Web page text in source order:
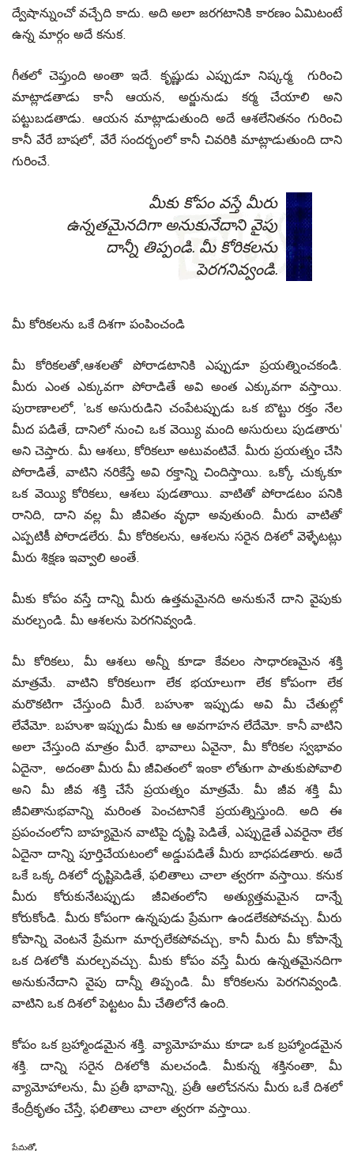
ద్వేషాన్నుంచో వచ్చేది కాదు. అది అలా జరగటానికి కారణం ఏమిటంటే
ఉన్న మార్గం అదే కనుక.
గీతలో చెప్తుంది అంతా ఇదే. కృష్ణుడు ఎప్పుడూ నిష్కర్మ గురించి
మాట్లాడతాడు కానీ ఆయన, అర్జునుడు కర్మ చేయాలి అని
పట్టుబడతాడు. ఆయన మాట్లాడుతుంది అదే ఆశలేనితనం గురించి
కానీ వేరే బాషలో, వేరే సందర్భంలో కానీ చివరికి మాట్లాడుతుంది దాని
గురించే.
మీకు కోపం వస్తే మీరు
ఉన్నతమైనదిగా అనుకునేదాని వైపు
దాన్నీ తిప్పండి. మీ కోరికలను
పెరగనివ్వండి.
మీ కోరికలను ఒకే దిశగా పంపించండి
మీ కోరికలతో,ఆశలతో పోరాడటానికి ఎప్పుడూ ప్రయత్నించకండి.
మీరు ఎంత ఎక్కువగా పోరాడితే అవి అంత ఎక్కువగా వస్తాయి.
పురాణాలలో, 'ఒక అసురుడిని చంపేటప్పుడు ఒక బొట్టు రక్తం నేల
మీద పడితే, దానిలో నుంచి ఒక వెయ్యి మంది అసురులు పుడతారు'
అని చెప్తారు. మీ ఆశలు, కోరికలూ అటువంటివే. మీరు ప్రయత్నం చేసి
పోరాడితే, వాటిని నరికేస్తే అవి రక్తాన్ని చిందిస్తాయి. ఒక్కో చుక్కకూ
ఒక వెయ్యి కోరికలు, ఆశలు పుడతాయి. వాటితో పోరాడటం పనికి
రానిది, దాని వల్ల మీ జీవితం వృధా అవుతుంది. మీరు వాటితో
ఎప్పటికీ పోరాడలేరు. మీ కోరికలను, ఆశలను సరైన దిశలో వెళ్ళేటట్లు
మీరు శిక్షణ ఇవ్వాలి అంతే.
మీకు కోపం వస్తే దాన్ని మీరు ఉత్తమమైనది అనుకునే దాని వైపుకు
మరల్చండి. మీ ఆశలను పెరగనివ్వండి.
మీ కోరికలు, మీ ఆశలు అన్నీ కూడా కేవలం సాధారణమైన శక్తి
మాత్రమే. వాటిని కోరికలుగా లేక భయాలుగా లేక కోపంగా లేక
మరొకటిగా చేస్తుంది మీరే. బహుశా ఇప్పుడు అవి మీ చేతుల్లో
లేవేమో. బహుశా ఇప్పుడు మీకు ఆ అవగాహన లేదేమో. కానీ వాటిని
అలా చేస్తుంది మాత్రం మీరే. భావాలు ఏవైనా, మీ కోరికల స్వభావం
ఏదైనా, అదంతా మీరు మీ జీవితంలో ఇంకా లోతుగా పాతుకుపోవాలి
అని మీ జీవ శక్తి చేసే ప్రయత్నం మాత్రమే. మీ జీవ శక్తి మీ
జీవితానుభవాన్ని మరింత పెంచటానికే ప్రయత్నిస్తుంది. అది ఈ
ప్రపంచంలోని బాహ్యమైన వాటిపై దృష్టి పెడితే, ఎప్పుడైతే ఎవరైనా లేక
ఏదైనా దాన్ని పూర్తిచేయటంలో అడ్డుపడితే మీరు బాధపడతారు. అదే
ఒకే ఒక్క దిశలో దృష్టిపెడితే, ఫలితాలు చాలా త్వరగా వస్తాయి. కనుక
మీరు కోరుకునేటప్పుడు జీవితంలోని అత్యుత్తమమైన దాన్నే
కోరుకోండి. మీరు కోపంగా ఉన్నపుడు ప్రేమగా ఉండలేకపోవచ్చు. మీరు
కోపాన్ని వెంటనే ప్రేమగా మార్చలేకపోవచ్చు, కానీ మీరు మీ కోపాన్నే
ఒక దిశలోకి మరల్చవచ్చు. మీకు కోపం వస్తే మీరు ఉన్నతమైనదిగా
అనుకునేదాని వైపు దాన్నీ తిప్పండి. మీ కోరికలను పెరగనివ్వండి.
వాటిని ఒక దిశలో పెట్టటం మీ చేతిలోనే ఉంది.
కోపం ఒక బ్రహ్మాండమైన శక్తి. వ్యామోహము కూడా ఒక బ్రహ్మాండమైన
శక్తి. దాన్ని సరైన దిశలోకి మలచండి. మీకున్న శక్తినంతా, మీ
వ్యామోహాలను, మీ ప్రతీ భావాన్ని, ప్రతీ ఆలోచనను మీరు ఒకే దిశలో
కేంద్రీకృతం చేస్తే, ఫలితాలు చాలా త్వరగా వస్తాయి.
ప్రేమతో,